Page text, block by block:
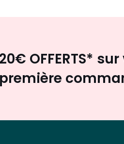
20€ OFFERTS*
première